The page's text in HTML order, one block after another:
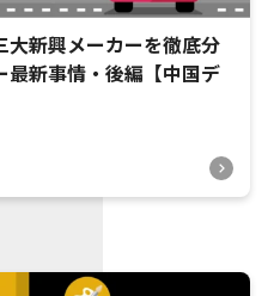
大新興メーカーを徹底分
最新事情・後編【中国デ